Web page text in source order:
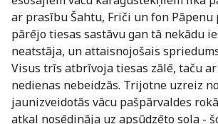
ar prasību Šahtu, Friči un fon Pāpenu
pārējo tiesas sastāvu gan tā nekādu
neatstāja, un attaisnojošais
Visus trīs atbrīvoja tiesas zālē, taču
nedienas nebeidzās. Trijotne uzreiz
jaunizveidotās vācu pašpārvaldes
atkal nosēdināja uz apsūdzēto sola -